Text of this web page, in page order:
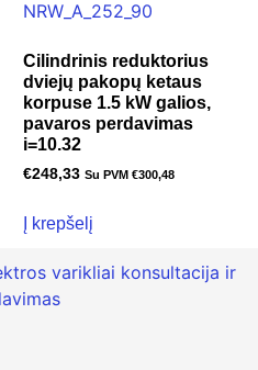
Cilindrinis reduktorius
dviejų pakopų ketaus
korpuse 1.5 kW galios,
pavaros perdavimas
i=10.32
€248,33 Su PVM €300,48
Į krepšelį